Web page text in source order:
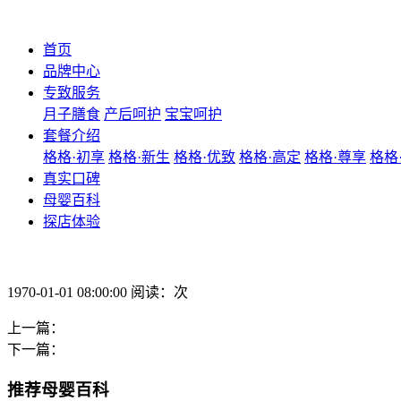
首页
品牌中心
专致服务
月子膳食 产后呵护 宝宝呵护
套餐介绍
格格·初享 格格·新生 格格·优致 格格·高定 格格·尊享 格格
真实口碑
母婴百科
探店体验
1970-01-01 08:00:00 阅读：次
上一篇：
下一篇：
推荐母婴百科